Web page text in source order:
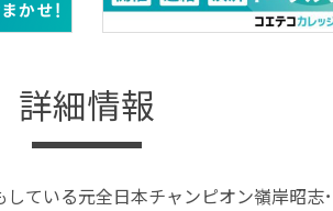
詳細情報
ている元全日本チャンピオン嶺岸昭